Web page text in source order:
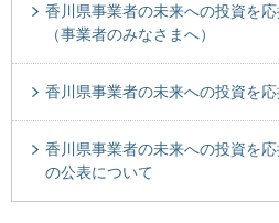
香川県事業者の未来への投資を
（事業者のみなさまへ）
香川県事業者の未来への投資を
香川県事業者の未来への投資を
の公表について